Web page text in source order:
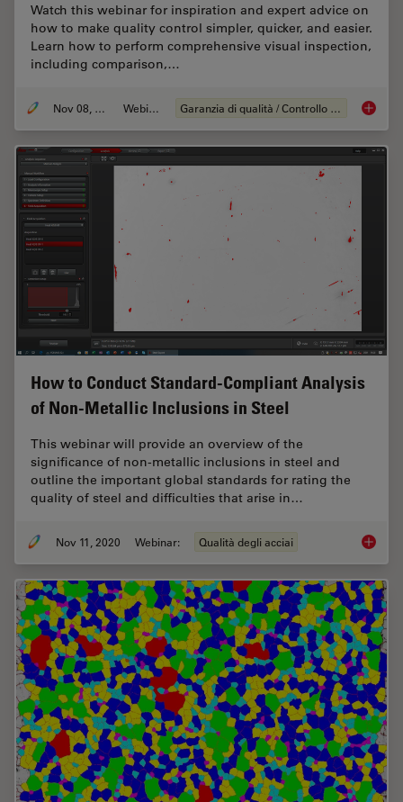
Watch this webinar for inspiration and expert advice on
how to make quality control simpler, quicker, and easier.
Learn how to perform comprehensive visual inspection,
including comparison,…
Nov 08, 2021 Webinar: Garanzia di qualità / Controllo di qualità How to
How to Conduct Standard-Compliant Analysis
of Non-Metallic Inclusions in Steel
This webinar will provide an overview of the
significance of non-metallic inclusions in steel and
outline the important global standards for rating the
quality of steel and difficulties that arise in…
Nov 11, 2020 Webinar: Qualità degli acciai How to